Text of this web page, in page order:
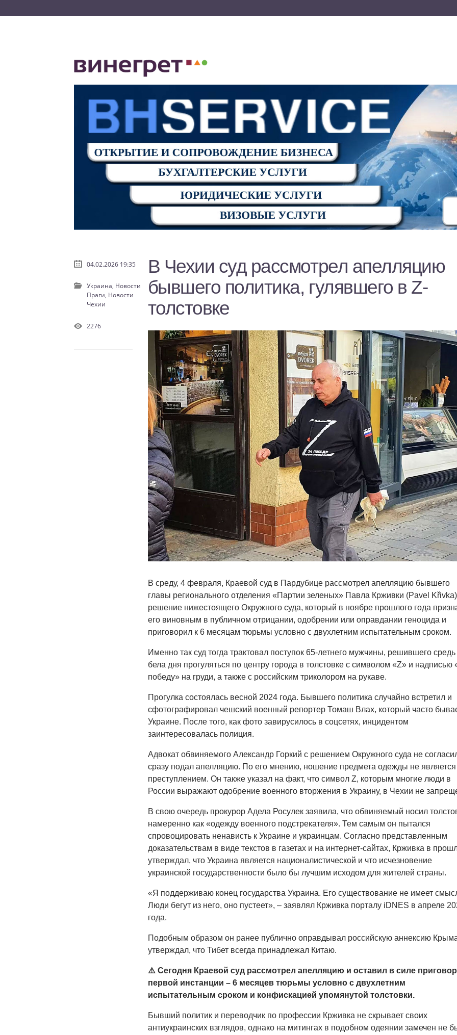
В Чехии суд рассмотрел апелляцию
бывшего политика, гулявшего в Z-
толстовке
В среду, 4 февраля, Краевой суд в Пардубице рассмотрел апелляцию бывшего
главы регионального отделения «Партии зеленых» Павла Крживки (Pavel
решение нижестоящего Окружного суда, который в ноябре прошлого года
его виновным в публичном отрицании, одобрении или оправдании геноцида и
приговорил к 6 месяцам тюрьмы условно с двухлетним испытательным сроком.
Именно так суд тогда трактовал поступок 65-летнего мужчины, решившего средь
бела дня прогуляться по центру города в толстовке с символом «Z» и надписью
победу» на груди, а также c российским триколором на рукаве.
Прогулка состоялась весной 2024 года. Бывшего политика случайно встретил и
сфотографировал чешский военный репортер Томаш Влах, который часто
Украине. После того, как фото завирусилось в соцсетях, инцидентом
заинтересовалась полиция.
Адвокат обвиняемого Александр Горкий с решением Окружного суда не
сразу подал апелляцию. По его мнению, ношение предмета одежды не является
преступлением. Он также указал на факт, что символ Z, которым многие люди в
России выражают одобрение военного вторжения в Украину, в Чехии не
В свою очередь прокурор Адела Росулек заявила, что обвиняемый носил
намеренно как «одежду военного подстрекателя». Тем самым он пытался
спровоцировать ненависть к Украине и украинцам. Согласно представленным
доказательствам в виде текстов в газетах и на интернет-сайтах, Крживка в
утверждал, что Украина является националистической и что исчезновение
украинской государственности было бы лучшим исходом для жителей страны.
«Я поддерживаю конец государства Украина. Его существование не имеет
Люди бегут из него, оно пустеет», – заявлял Крживка порталу iDNES в апреле
года.
Подобным образом он ранее публично оправдывал российскую аннексию
утверждал, что Тибет всегда принадлежал Китаю.
⚠️ Сегодня Краевой суд рассмотрел апелляцию и оставил в силе приговор
первой инстанции – 6 месяцев тюрьмы условно с двухлетним
испытательным сроком и конфискацией упомянутой толстовки.
Бывший политик и переводчик по профессии Крживка не скрывает своих
антиукраинских взглядов, однако на митингах в подобном одеянии замечен не
04.02.2026 19:35
Украина, Новости
Праги, Новости
Чехии
2276